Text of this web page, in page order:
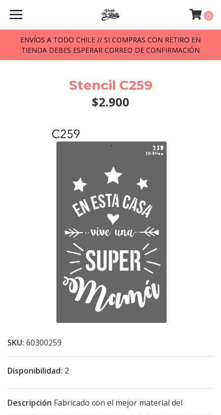
ENVÍOS A TODO CHILE // SI COMPRAS CON RETIRO EN
TIENDA DEBES ESPERAR CORREO DE CONFIRMACIÓN
0
Stencil C259
$2.900
SKU: 60300259
Disponibilidad: 2
Descripción Fabricado con el mejor material del